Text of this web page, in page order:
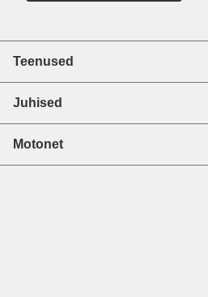
Teenused
Juhised
Motonet